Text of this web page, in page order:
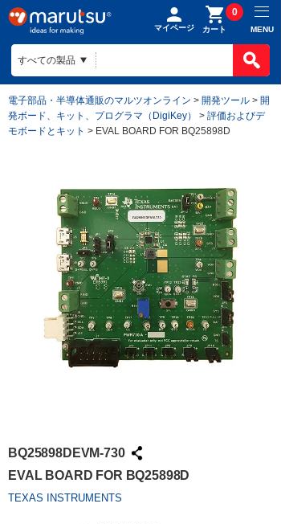
マイページ カート
0
MENU
電子部品・半導体通販のマルツオンライン > 開発ツール > 開
発ボード、キット、プログラマ（DigiKey）
> 評価およびデ
モボードとキット > EVAL BOARD FOR BQ25898D
BQ25898DEVM-730
EVAL BOARD FOR BQ25898D
TEXAS INSTRUMENTS